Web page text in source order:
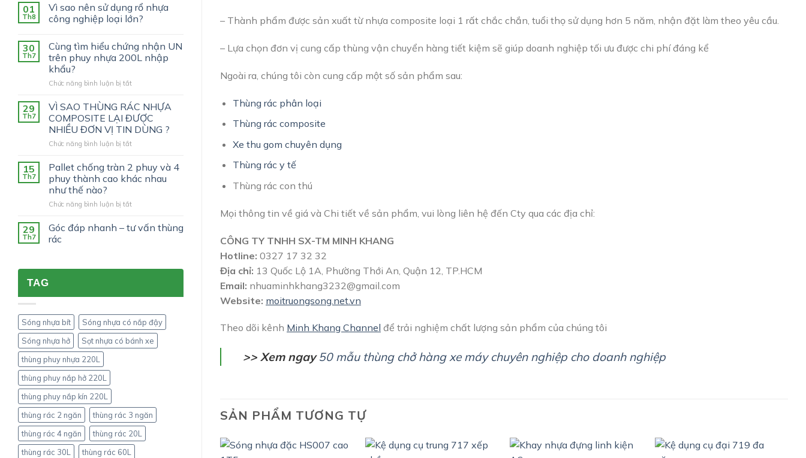
01
Th8
Vì sao nên sử dụng rổ nhựa
công nghiệp loại lớn?
30
Th7
Cùng tìm hiểu chứng nhận UN
trên phuy nhựa 200L nhập
khẩu?
Chức năng bình luận bị tắtở
tìm
hiểu
chứng
nhận
UN
phuy
nhựa
200L
khẩu?
29
Th7
VÌ SAO THÙNG RÁC NHỰA
COMPOSITE LẠI ĐƯỢC
NHIỀU ĐƠN VỊ TIN DÙNG ?
Chức năng bình luận bị tắtở
SAO
THÙNG
RÁC
COMPOSITE
ĐƯỢC
15
Th7
Pallet chống tràn 2 phuy và 4
phuy thành cao khác nhau
như thế nào?
Chức năng bình luận bị tắtở
chống
tràn
thành
khác
nhau
như
thế
29
Th7
Góc đáp nhanh – tư vấn thùng
rác
TAG
Sóng nhựa bít
Sóng nhựa có nắp đậy
Sóng nhựa hở
Sọt nhựa có bánh xe
thùng phuy nhựa 220L
thùng phuy nắp hở 220L
thùng phuy nắp kín 220L
thùng rác 2 ngăn
thùng rác 3 ngăn
thùng rác 4 ngăn
thùng rác 20L
thùng rác 30L
thùng rác 60L
– Thành phẩm được sản xuất từ nhựa composite loại 1 rất chắc chắn, tuổi thọ sử dụng hơn 5 năm, nhận đặt làm theo yêu cầu.
– Lựa chọn đơn vị cung cấp thùng vận chuyển hàng tiết kiệm sẽ giúp doanh nghiệp tối ưu được chi phí đáng kể
Ngoài ra, chúng tôi còn cung cấp một số sản phẩm sau:
Thùng rác phân loại
Thùng rác composite
Xe thu gom chuyên dụng
Thùng rác y tế
Thùng rác con thú
Mọi thông tin về giá và Chi tiết về sản phẩm, vui lòng liên hệ đến Cty qua các địa chỉ:
CÔNG TY TNHH SX-TM MINH KHANG
Hotline: 0327 17 32 32
Địa chỉ: 13 Quốc Lộ 1A, Phường Thới An, Quận 12, TP.HCM
Email: nhuaminhkhang3232@gmail.com
Website: moitruongsong.net.vn
Theo dõi kênh Minh Khang Channel để trải nghiệm chất lượng sản phẩm của chúng tôi
>> Xem ngay 50 mẫu thùng chở hàng xe máy chuyên nghiệp cho doanh nghiệp
SẢN PHẨM TƯƠNG TỰ